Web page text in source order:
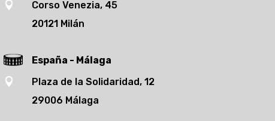

Corso Venezia, 45
20121 Milán
España - Málaga

Plaza de la Solidaridad, 12
29006 Málaga